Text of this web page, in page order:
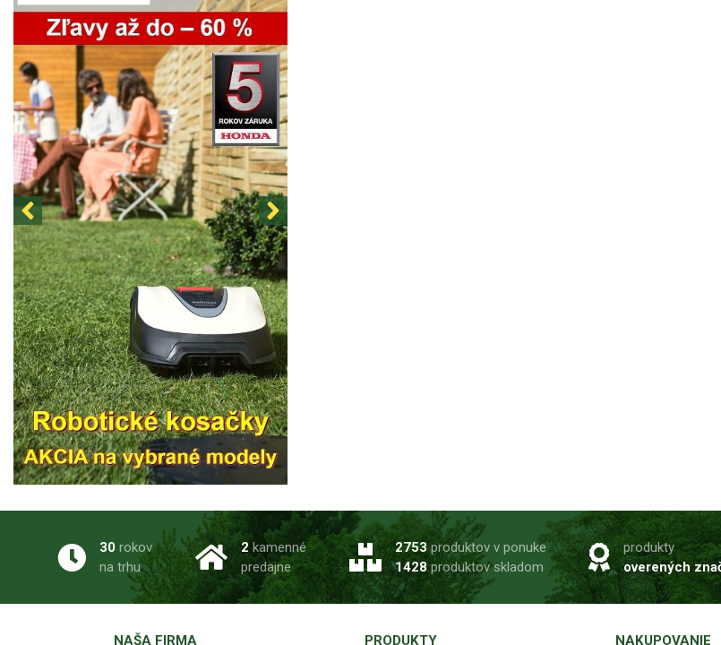
30 rokov
na trhu
2 kamenné
predajne
2753produktov v ponuke
1428produktov skladom
produkty
overených
NAŠA FIRMA PRODUKTY NAKUPOVANIE